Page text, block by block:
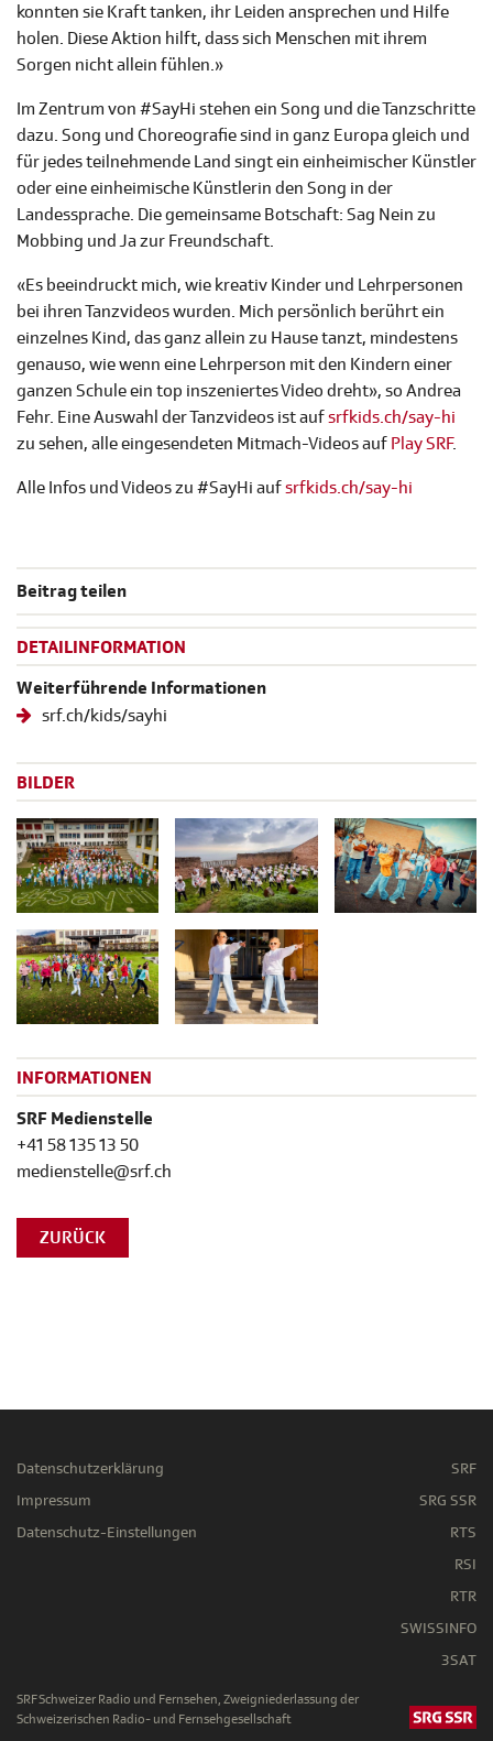
konnten sie Kraft tanken, ihr Leiden ansprechen und Hilfe
holen. Diese Aktion hilft, dass sich Menschen mit ihrem
Sorgen nicht allein fühlen.»
Im Zentrum von #SayHi stehen ein Song und die Tanzschritte
dazu. Song und Choreografie sind in ganz Europa gleich und
für jedes teilnehmende Land singt ein einheimischer Künstler
oder eine einheimische Künstlerin den Song in der
Landessprache. Die gemeinsame Botschaft: Sag Nein zu
Mobbing und Ja zur Freundschaft.
«Es beeindruckt mich, wie kreativ Kinder und Lehrpersonen
bei ihren Tanzvideos wurden. Mich persönlich berührt ein
einzelnes Kind, das ganz allein zu Hause tanzt, mindestens
genauso, wie wenn eine Lehrperson mit den Kindern einer
ganzen Schule ein top inszeniertes Video dreht», so Andrea
Fehr. Eine Auswahl der Tanzvideos ist aufsrfkids.ch/say-hi
zu sehen, alle eingesendeten Mitmach-Videos auf Play SRF.
Alle Infos und Videos zu #SayHi aufsrfkids.ch/say-hi
Beitrag teilen
DETAILINFORMATION
Weiterführende Informationen
srf.ch/kids/sayhi
BILDER
INFORMATIONEN
SRF Medienstelle
+41 58 135 13 50
medienstelle@srf.ch
ZURÜCK
Datenschutzerklärung
Impressum
Datenschutz-Einstellungen
SRF
SRG SSR
RTS
RSI
RTR
SWISSINFO
3SAT
SRF Schweizer Radio und Fernsehen, Zweigniederlassung der
Schweizerischen Radio- und Fernsehgesellschaft